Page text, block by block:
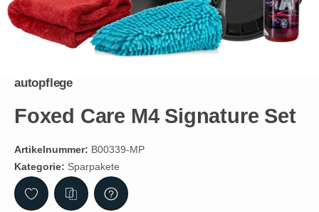
autopflege
Foxed Care M4 Signature Set
Artikelnummer: B00339-MP
Kategorie: Sparpakete